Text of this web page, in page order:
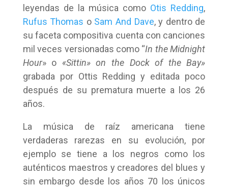
leyendas de la música como Otis Redding,
Rufus Thomas o Sam And Dave, y dentro de
su faceta compositiva cuenta con canciones
mil veces versionadas como “In the Midnight
Hour» o «Sittin» on the Dock of the Bay»
grabada por Ottis Redding y editada poco
después de su prematura muerte a los 26
años.
La música de raíz americana tiene
verdaderas rarezas en su evolución, por
ejemplo se tiene a los negros como los
auténticos maestros y creadores del blues y
sin embargo desde los años 70 los únicos